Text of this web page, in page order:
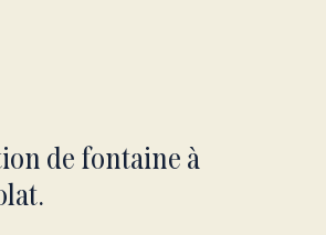
de fontaine à